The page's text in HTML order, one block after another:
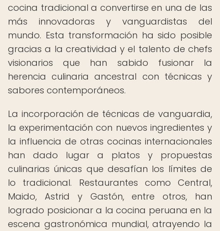
cocina tradicional a convertirse en una de las
más innovadoras y vanguardistas del
mundo. Esta transformación ha sido posible
gracias a la creatividad y el talento de chefs
visionarios que han sabido fusionar la
herencia culinaria ancestral con técnicas y
sabores contemporáneos.
La incorporación de técnicas de vanguardia,
la experimentación con nuevos ingredientes y
la influencia de otras cocinas internacionales
han dado lugar a platos y propuestas
culinarias únicas que desafían los límites de
lo tradicional. Restaurantes como Central,
Maido, Astrid y Gastón, entre otros, han
logrado posicionar a la cocina peruana en la
escena gastronómica mundial, atrayendo la